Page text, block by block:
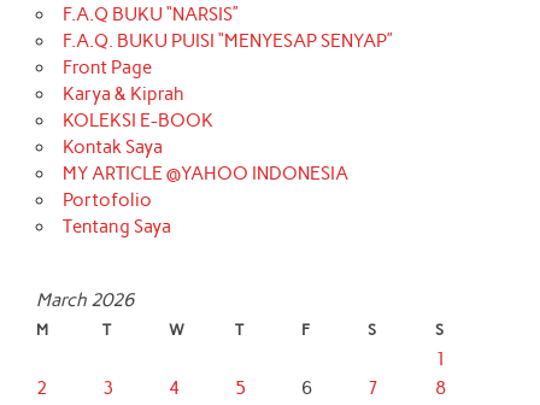
F.A.Q BUKU “NARSIS”
F.A.Q. BUKU PUISI “MENYESAP SENYAP”
Front Page
Karya & Kiprah
KOLEKSI E-BOOK
Kontak Saya
MY ARTICLE @YAHOO INDONESIA
Portofolio
Tentang Saya
March 2026
M T W T F S S
1
2
3 4 5 6 7
8